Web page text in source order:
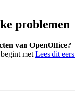
problemen
van OpenOffice?
met Lees dit